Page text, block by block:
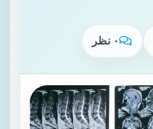
۰ نظر